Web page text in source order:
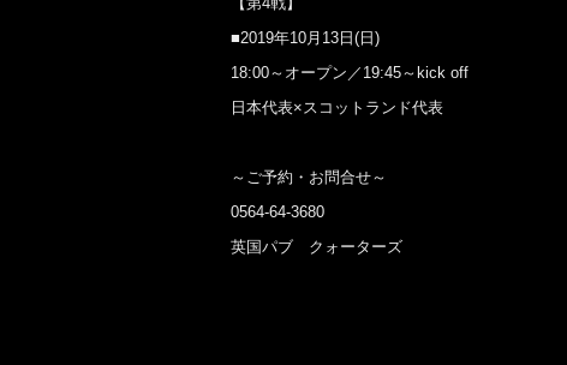
■2019年10月13日(日)
18:00～オープン／19:45～kick off
日本代表×スコットランド代表
～ご予約・お問合せ～
0564-64-3680
英国パブ クォーターズ